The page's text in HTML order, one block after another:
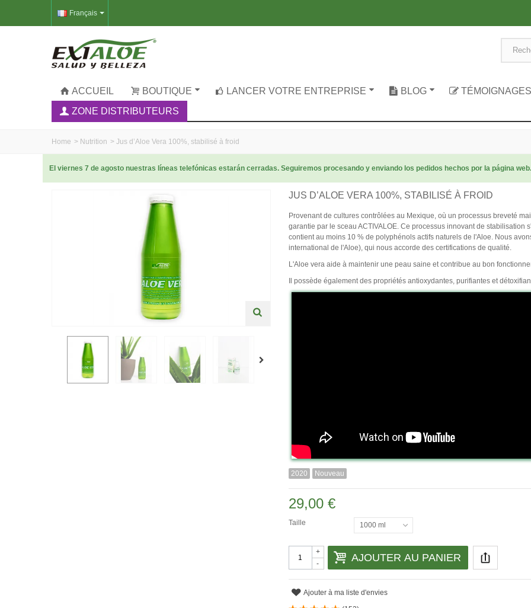
Français
ACCUEIL BOUTIQUE LANCER VOTRE ENTREPRISE BLOG
TÉMOIGNAGES
ZONE DISTRIBUTEURS
Home > Nutrition > Jus d’Aloe Vera 100%, stabilisé à froid
El viernes 7 de agosto nuestras líneas telefónicas estarán cerradas. Seguiremos procesando y enviando los pedidos hechos por la página
JUS D’ALOE VERA 100%, STABILISÉ À FROID
Provenant de cultures contrôlées au Mexique, où un processus breveté
garantie par le sceau ACTIVALOE. Ce processus innovant de
contient au moins 10 % de polyphénols actifs naturels de l'Aloe. Nous
international de l'Aloe), qui nous accorde des certifications de qualité.
L'Aloe vera aide à maintenir une peau saine et contribue au bon
Il possède également des propriétés antioxydantes, purifiantes et
2020 Nouveau
29,00 €
Taille 1000 ml
-
+ AJOUTER AU PANIER
Ajouter à ma liste d'envies